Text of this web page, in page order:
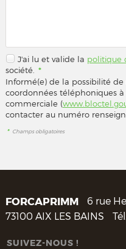
J'ai lu et valide la politique
société.
*
Informé(e) de la possibilité
coordonnées téléphoniques
commerciale (
contacter au numéro
* Champs obligatoires
FORCAPRIMM
6 rue
73100 AIX LES BAINS
SUIVEZ-NOUS !